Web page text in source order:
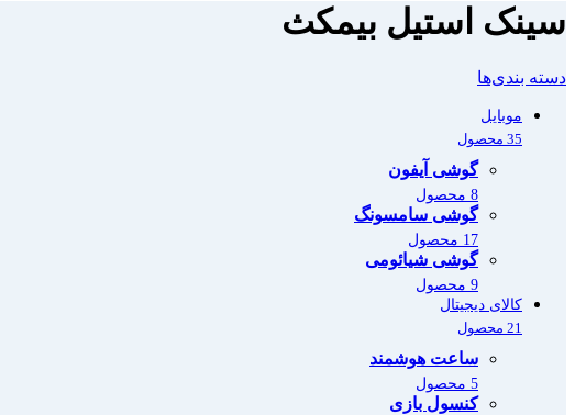
سینک استیل بیمکث
دسته بندی‌ها
موبایل
35 محصول
گوشی آیفون
8 محصول
گوشی سامسونگ
17 محصول
گوشی شیائومی
9 محصول
کالای دیجیتال
21 محصول
ساعت هوشمند
5 محصول
کنسول بازی